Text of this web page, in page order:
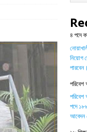
৪ পদে
নিয়োগ
পরিবেশ
পদে
আবেদন